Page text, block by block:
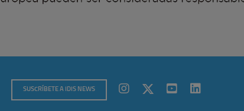
SUSCRÍBETE A IDIS NEWS